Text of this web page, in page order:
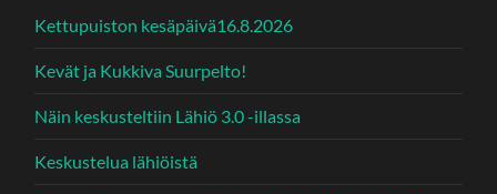
Kettupuiston kesäpäivä16.8.2026
Kevät ja Kukkiva Suurpelto!
Näin keskusteltiin Lähiö 3.0 -illassa
Keskustelua lähiöistä